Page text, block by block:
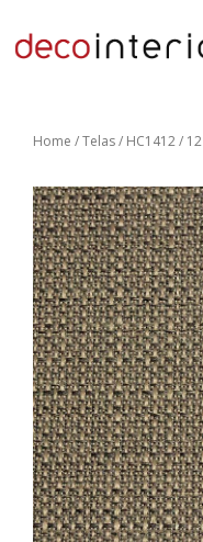
Home /Telas/ HC1412 / 12